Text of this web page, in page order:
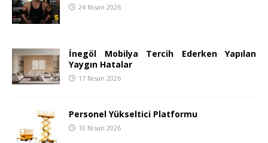
24 Nisan 2026
İnegöl Mobilya Tercih Ederken Yapılan
Yaygın Hatalar
17 Nisan 2026
Personel Yükseltici Platformu
10 Nisan 2026